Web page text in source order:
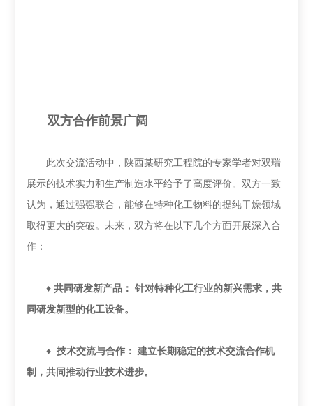
双方合作前景广阔
此次交流活动中，陕西某研究工程院的专家学者对双瑞
展示的技术实力和生产制造水平给予了高度评价。双方一致
认为，通过强强联合，能够在特种化工物料的提纯干燥领域
取得更大的突破。未来，双方将在以下几个方面开展深入合
作：
♦ 共同研发新产品： 针对特种化工行业的新兴需求，共
同研发新型的化工设备。
♦ 技术交流与合作： 建立长期稳定的技术交流合作机
制，共同推动行业技术进步。